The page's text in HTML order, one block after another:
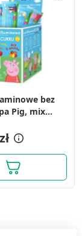
bez
Pig, mix